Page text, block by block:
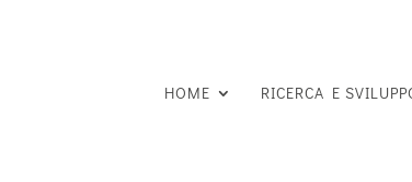
HOME RICERCA E